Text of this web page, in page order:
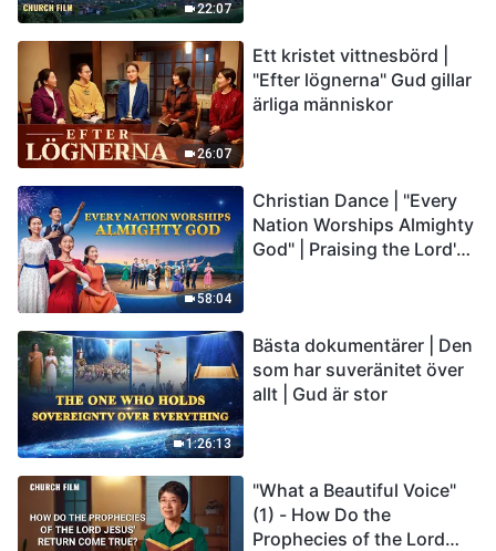
22:07
26:07
Ett kristet vittnesbörd |
"Efter lögnerna" Gud gillar
ärliga människor
58:04
Christian Dance | "Every
Nation Worships Almighty
God" | Praising the Lord's
1:26:13
Bästa dokumentärer | Den
som har suveränitet över
allt | Gud är stor
"What a Beautiful Voice"
(1) - How Do the
Prophecies of the Lord